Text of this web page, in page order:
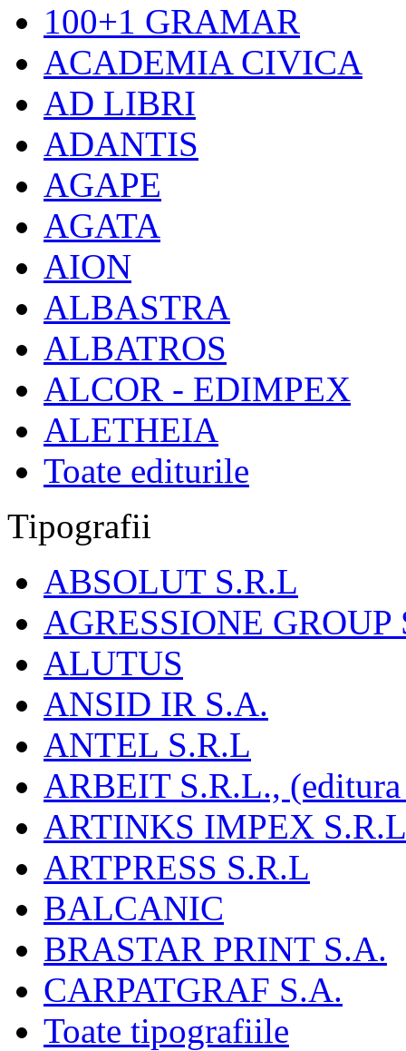
100+1 GRAMAR
ACADEMIA CIVICA
AD LIBRI
ADANTIS
AGAPE
AGATA
AION
ALBASTRA
ALBATROS
ALCOR - EDIMPEX
ALETHEIA
Toate editurile
Tipografii
ABSOLUT S.R.L
AGRESSIONE GROUP
ALUTUS
ANSID IR S.A.
ANTEL S.R.L
ARBEIT S.R.L.,
ARTINKS IMPEX
ARTPRESS S.R.L
BALCANIC
BRASTAR PRINT S.A.
CARPATGRAF S.A.
Toate tipografiile